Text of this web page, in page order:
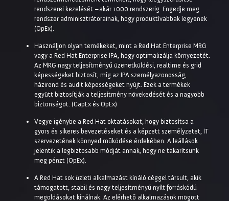
rendszerei kezelését –akár 1000 rendszerig. Engedje meg
rendszer adminisztrátorainak, hogy produktívabbak legyenek
(OpEx).
Használjon olyan temékeket, mint a Red Hat Enterprise MRG
vagy a Red Hat Enterprise IPA, hogy optimalizálja környezetét.
Az MRG nagy teljesítményű üzenetküldési, realtime és grid
képességeket biztosít, míg az IPA személyazonosság,
házirend és audit képességeket nyújt. Ezek a termékek
együtt biztosítják a teljesítmény növekedését és a nagyobb
biztonságot. (CapEx és OpEx)
Vegye igénybe a Red Hat oktatásokat, hogy biztosítsa a
gyors és sikeres bevezetéseket és a képzett személyzetet, IT
szervezetének könnyed működése érdekében. A leállások
jelentik a legbiztosabb módját annak, hogy ne takarítsunk
meg pénzt (OpEx).
A Red Hat sok üzleti alkalmazást kínáló céggel társult, akik
támogatott, stabil és nagy teljesítményű nyílt forráskódú
megoldásokat kínálnak. Az elérhető alkalmazások mögött